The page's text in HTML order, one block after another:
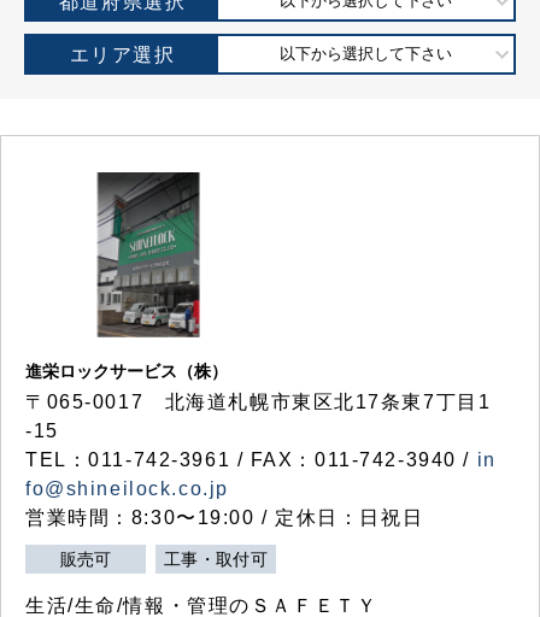
エリア選択 以下から選択して下さい
進栄ロックサービス（株）
〒065-0017 北海道札幌市東区北17条東7丁目1
-15
TEL：011-742-3961 / FAX：011-742-3940 / in
fo@shineilock.co.jp
営業時間：8:30〜19:00 / 定休日：日祝日
販売可 工事・取付可
生活/生命/情報・管理のＳＡＦＥＴＹ